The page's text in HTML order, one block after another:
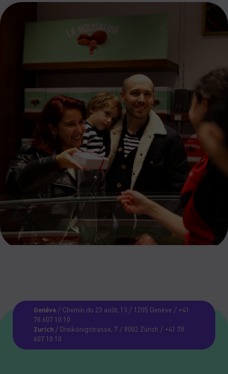
Genève/ Chemin du 23 août, 13 / 1205 Genève / +41
78 607 10 10
Zurich/ Dreikönigstrasse, 7 / 8002 Zürich / +41 78
607 10 10